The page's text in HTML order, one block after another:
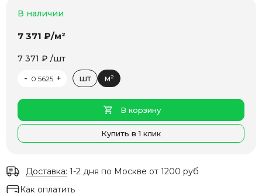
В наличии
7 371 ₽/м²
7 371 ₽ /шт
-
+ шт м²
В корзину
Купить в 1 клик
Доставка: 1-2 дня по Москве от 1200 руб
Как оплатить